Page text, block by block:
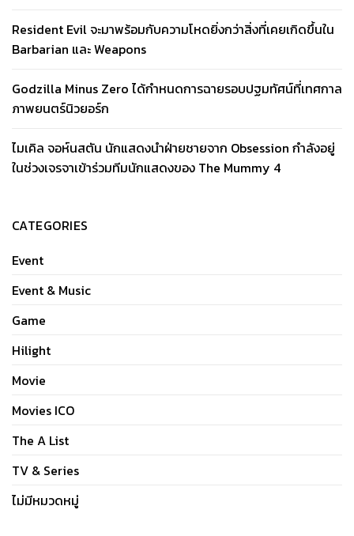
Resident Evil จะมาพร้อมกับความโหดยิ่งกว่าสิ่งที่เคยเกิดขึ้นใน
Barbarian และ Weapons
Godzilla Minus Zero ได้กำหนดการฉายรอบปฐมทัศน์ที่เทศกาล
ภาพยนตร์นิวยอร์ก
ไมเคิล จอห์นสตัน นักแสดงนำฝ่ายชายจาก Obsession กำลังอยู่
ในช่วงเจรจาเข้าร่วมทีมนักแสดงของ The Mummy 4
CATEGORIES
Event
Event & Music
Game
Hilight
Movie
Movies ICO
The A List
TV & Series
ไม่มีหมวดหมู่